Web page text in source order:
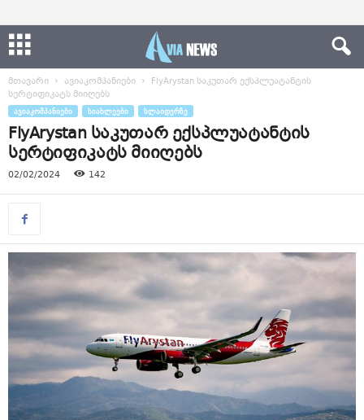
მთავარი ავიაკომპანიები
FlyArystan საკუთარ ექსპლუატანტის
სერტიფიკატს მიიღებს
ᲐᲕᲘᲐᲙᲝᲛᲞᲐᲜᲘᲔᲑᲘ ᲡᲘᲐᲮᲚᲔᲔᲑᲘ ᲡᲚᲐᲘᲓᲔᲠᲖᲔ
FlyArystan საკუთარ ექსპლუატანტის
სერტიფიკატს მიიღებს
02/02/2024 142